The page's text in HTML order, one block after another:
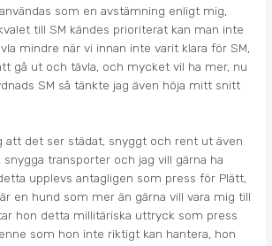
som en avstämning enligt mig,
till SM kändes prioriterat kan man inte
mindre när vi innan inte varit klara för SM,
gå ut och tävla, och mycket vil ha mer, nu
SM så tänkte jag även höja mitt snitt
att det ser städat, snyggt och rent ut även
transporter och jag vill gärna ha
upplevs antagligen som press för Plätt,
en hund som mer än gärna vill vara mig till
hon detta millitäriska uttryck som press
som hon inte riktigt kan hantera, hon